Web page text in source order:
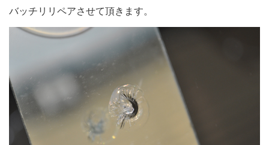
バッチリリペアさせて頂きます。